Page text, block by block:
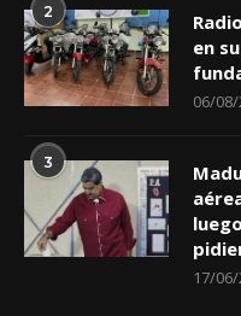
2
en
06/
3
17/